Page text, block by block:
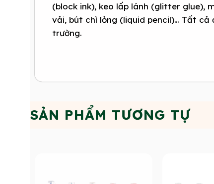
(block ink), keo lấp lánh (glitter glue),
vải, bút chì lỏng (liquid pencil)… Tất
trường.
SẢN PHẨM TƯƠNG TỰ